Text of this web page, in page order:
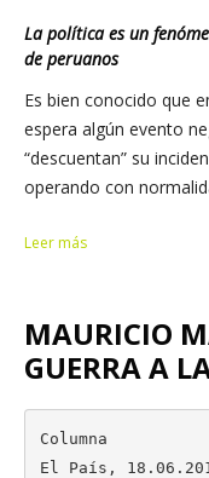
La política es un
de peruanos
Es bien conocido que
espera algún evento
“descuentan” su
operando con
Leer más
MAURICIO
GUERRA A
Columna
El País,